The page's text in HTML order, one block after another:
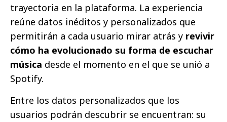
trayectoria en la plataforma. La experiencia
reúne datos inéditos y personalizados que
permitirán a cada usuario mirar atrás y revivir
cómo ha evolucionado su forma de escuchar
música desde el momento en el que se unió a
Spotify.
Entre los datos personalizados que los
usuarios podrán descubrir se encuentran: su